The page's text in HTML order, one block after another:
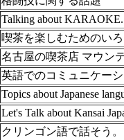
Talking about KARAOKE.
喫茶を楽しむためのい
名古屋の喫茶店 マウン
英語でのコミュニケー
Topics about Japanese
Let's Talk about Kansai
クリンゴン語で話そう